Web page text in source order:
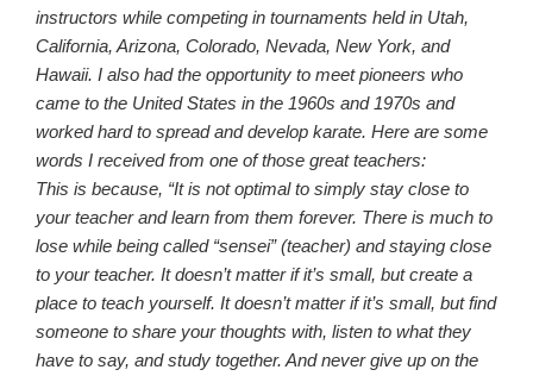
instructors while competing in tournaments held in Utah,
California, Arizona, Colorado, Nevada, New York, and
Hawaii. I also had the opportunity to meet pioneers who
came to the United States in the 1960s and 1970s and
worked hard to spread and develop karate. Here are some
words I received from one of those great teachers:
This is because, “It is not optimal to simply stay close to
your teacher and learn from them forever. There is much to
lose while being called “sensei” (teacher) and staying close
to your teacher. It doesn’t matter if it’s small, but create a
place to teach yourself. It doesn’t matter if it’s small, but find
someone to share your thoughts with, listen to what they
have to say, and study together. And never give up on the